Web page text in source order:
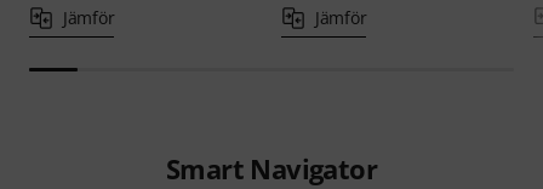
Jämför Jämför
Smart Navigator